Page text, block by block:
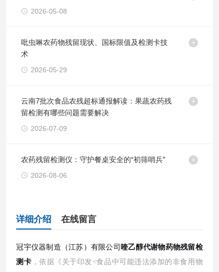
2026-05-08
吡虫啉农药物残留现状、国标限值及检测卡技
术
2026-05-29
云南7批次食品农残超标通报解读：果蔬农药残
留检测有哪些问题需要解决
2026-07-09
农药残留检测仪：守护餐桌安全的“初筛哨兵”
2026-08-06
详细介绍 在线留言
冠宇仪器制造（江苏）有限公司 喹乙醇代谢物药物残留检
测卡 ，依据《关于印发<食品中可能违法添加的非食用物